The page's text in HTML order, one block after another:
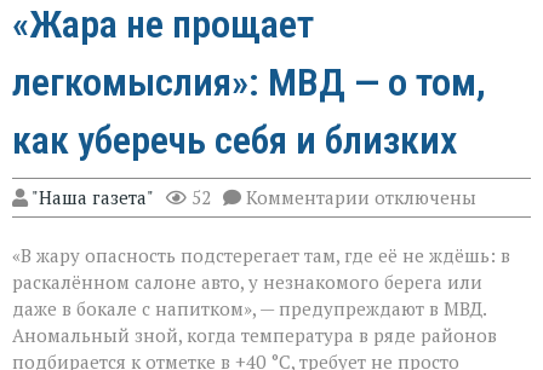
«Жара не прощает
легкомыслия»: МВД — о том,
как уберечь себя и близких
"Наша газета" 52 Комментарии к
записи
не
прощает
легкомыслия»:
МВД — о
том,
как
отключены
«В жару опасность подстерегает там, где её не ждёшь: в
раскалённом салоне авто, у незнакомого берега или
даже в бокале с напитком», — предупреждают в МВД.
Аномальный зной, когда температура в ряде районов
подбирается к отметке в +40 °C, требует не просто